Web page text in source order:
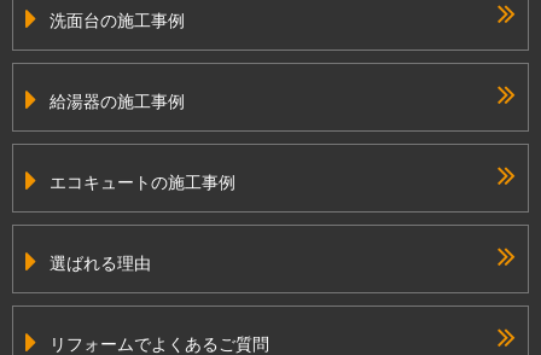
洗面台の施工事例
給湯器の施工事例
エコキュートの施工事例
選ばれる理由
リフォームでよくあるご質問